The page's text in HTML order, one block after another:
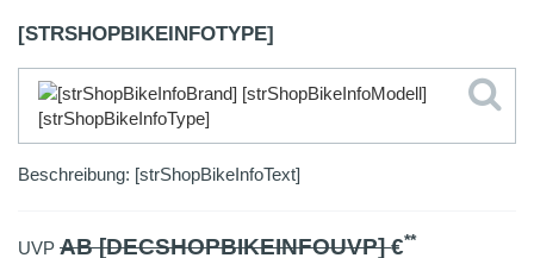
[STRSHOPBIKEINFOTYPE]
Beschreibung: [strShopBikeInfoText]
UVP AB [DECSHOPBIKEINFOUVP]€**